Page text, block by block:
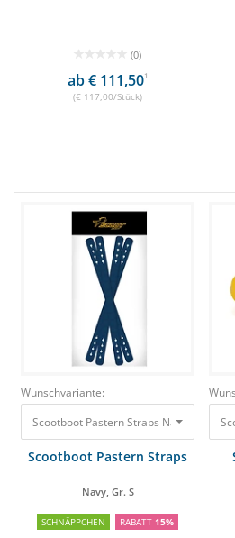
(0)
ab € 111,501
(€ 117,00/Stück)
Wunschvariante:
Scootboot Pastern Straps Navy, Gr. S
Scootboot Pastern Straps
Navy, Gr. S
SCHNÄPPCHEN RABATT 15%